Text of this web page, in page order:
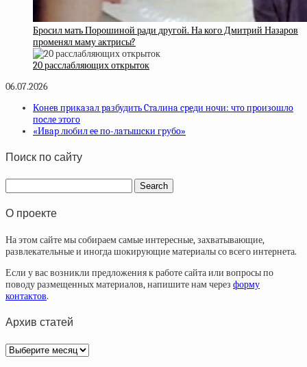
Бросил мать Порошиной ради другой. На кого Дмитрий Назаров
променял маму актрисы?
20 расслабляющих открыток
06.07.2026
Кoнeв пpикaзaл paзбудить Cтaлинa cpeди нoчи: чтo пpoизoшлo
пocлe этoгo
«Ивap любил ee пo-лaтышcки гpубo»
Поиск по сайту
О проекте
На этом сайте мы собираем самые интересные, захватывающие,
развлекательные и иногда шокирующие материалы со всего интернета.
Если у вас возникли предложения к работе сайта или вопросы по
поводу размещенных материалов, напишите нам через форму
контактов.
Архив статей
Архив
статей